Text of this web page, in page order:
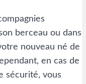
berceau ou dans
nouveau né de
en cas de
sécurité, vous